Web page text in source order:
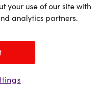
your use of our site with
analytics partners.